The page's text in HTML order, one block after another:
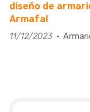
diseño de
Armafal
11/12/2023